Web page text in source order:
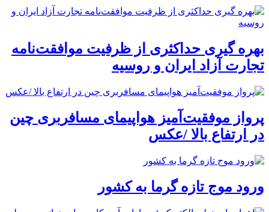
بهره گیری حداکثری از ظرفیت موافقت‌نامه
تجارت آزاد ایران و روسیه
پرواز موفقیت‌آمیز هواپیمای مسافربری چین
در ارتفاع بالا /عکس
ورود موج تازه گرما به کشور